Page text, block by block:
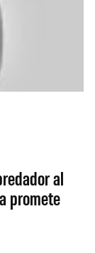
al
promete